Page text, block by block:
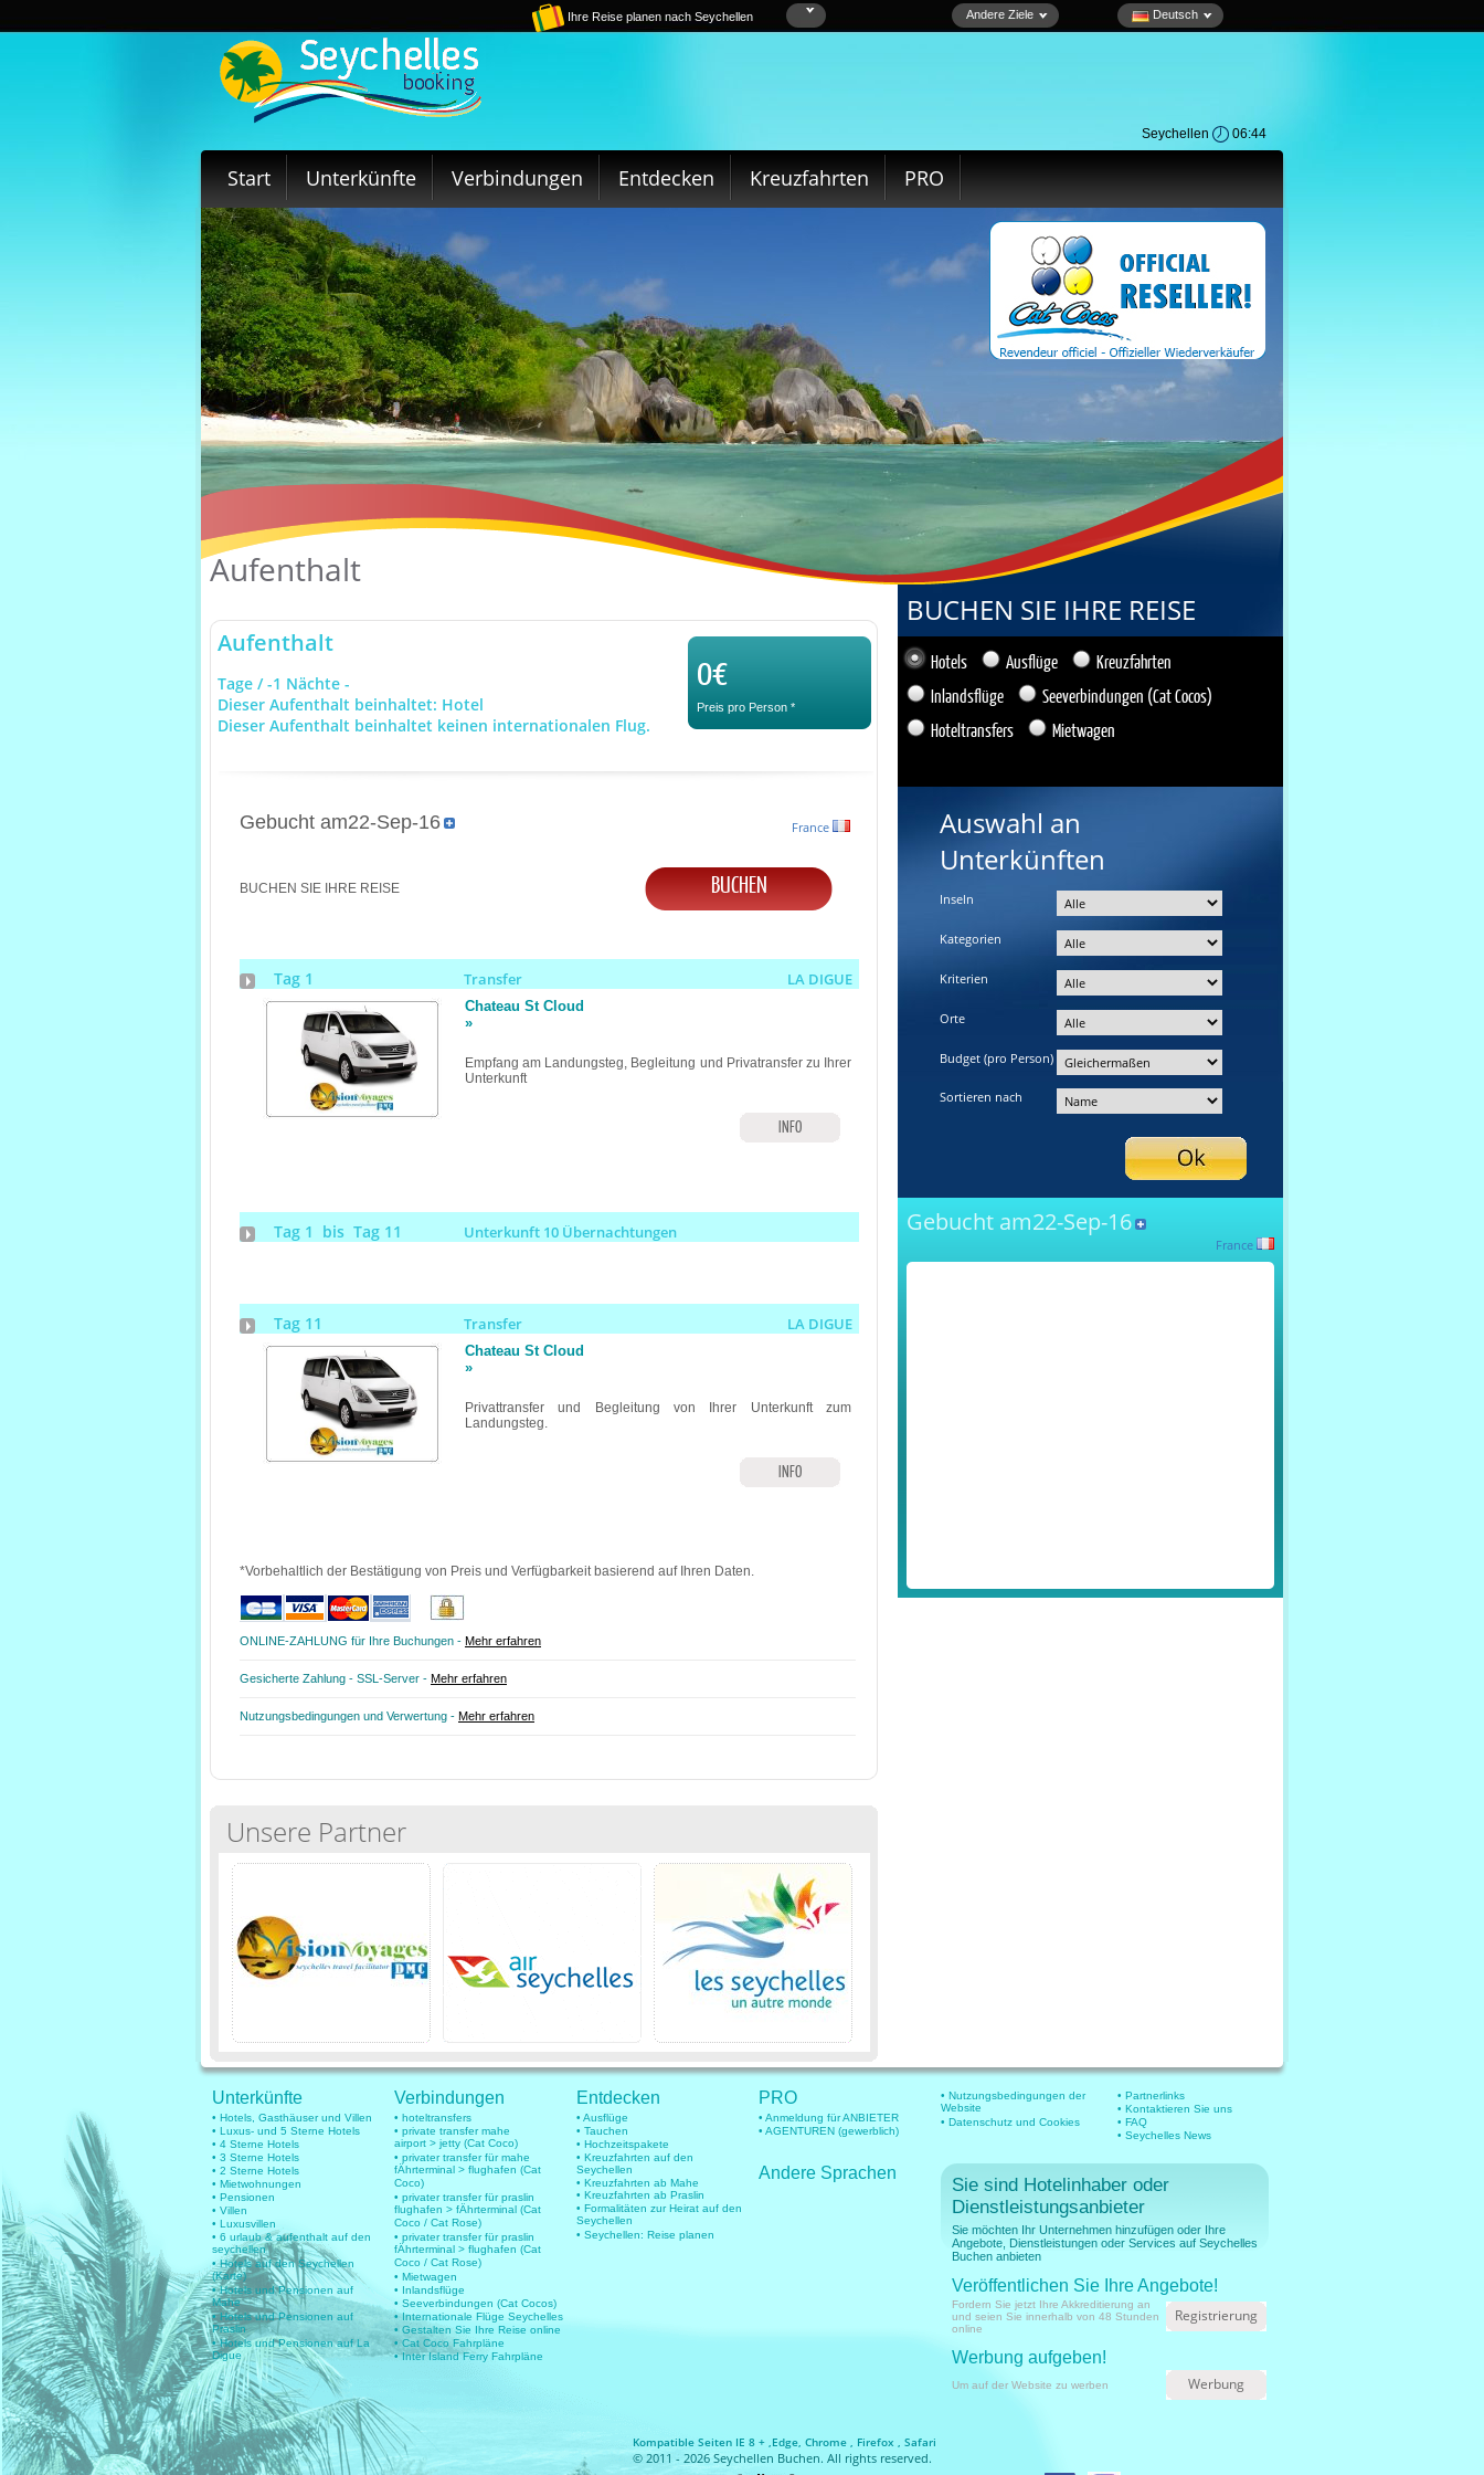
Ihre Reise planen nach Seychellen Andere Ziele Deutsch
Seychellen 06:44
Start Unterkünfte Verbindungen Entdecken Kreuzfahrten PRO
Aufenthalt
Aufenthalt
Tage / -1 Nächte -
Dieser Aufenthalt beinhaltet: Hotel
Dieser Aufenthalt beinhaltet keinen internationalen Flug.
0€
Preis pro Person *
Gebucht am22-Sep-16 France
BUCHEN SIE IHRE REISE BUCHEN
Tag 1 Transfer LA DIGUE
Chateau St Cloud
»
Empfang am Landungsteg, Begleitung und Privatransfer zu Ihrer
Unterkunft
INFO
Tag 1 bis Tag 11 Unterkunft 10 Übernachtungen
Tag 11 Transfer LA DIGUE
Chateau St Cloud
»
Privattransfer und Begleitung von Ihrer Unterkunft zum
Landungsteg.
INFO
*Vorbehaltlich der Bestätigung von Preis und Verfügbarkeit basierend auf Ihren Daten.
ONLINE-ZAHLUNG für Ihre Buchungen - Mehr erfahren
Gesicherte Zahlung - SSL-Server - Mehr erfahren
Nutzungsbedingungen und Verwertung - Mehr erfahren
Unsere Partner
BUCHEN SIE IHRE REISE
Hotels Ausflüge
Kreuzfahrten
Inlandsflüge
Seeverbindungen (Cat Cocos)
Hoteltransfers
Mietwagen
Auswahl an
Unterkünften
Inseln
Kategorien
Kriterien
Orte
Budget (pro Person)
Sortieren nach
Gebucht am22-Sep-16
France
Unterkünfte
• Hotels, Gasthäuser und Villen
• Luxus- und 5 Sterne Hotels
• 4 Sterne Hotels
• 3 Sterne Hotels
• 2 Sterne Hotels
• Mietwohnungen
• Pensionen
• Villen
• Luxusvillen
• 6 urlaub & aufenthalt auf den
seychellen
• Hotels auf den Seychellen
(Karte)
• Hotels und Pensionen auf
Mahe
• Hotels und Pensionen auf
Praslin
• Hotels und Pensionen auf La
Digue
Verbindungen
• hoteltransfers
• private transfer mahe
airport > jetty (Cat Coco)
• privater transfer für mahe
fÄhrterminal > flughafen (Cat
Coco)
• privater transfer für praslin
flughafen > fÄhrterminal (Cat
Coco / Cat Rose)
• privater transfer für praslin
fÄhrterminal > flughafen (Cat
Coco / Cat Rose)
• Mietwagen
• Inlandsflüge
• Seeverbindungen (Cat Cocos)
• Internationale Flüge Seychelles
• Gestalten Sie Ihre Reise online
• Cat Coco Fahrpläne
• Inter Island Ferry Fahrpläne
Entdecken
• Ausflüge
• Tauchen
• Hochzeitspakete
• Kreuzfahrten auf den
Seychellen
• Kreuzfahrten ab Mahe
• Kreuzfahrten ab Praslin
• Formalitäten zur Heirat auf den
Seychellen
• Seychellen: Reise planen
PRO
• Anmeldung für ANBIETER
• AGENTUREN (gewerblich)
Andere Sprachen
• Nutzungsbedingungen der
Website
• Datenschutz und Cookies
• Partnerlinks
• Kontaktieren Sie uns
• FAQ
• Seychelles News
Sie sind Hotelinhaber oder
Dienstleistungsanbieter
Sie möchten Ihr Unternehmen hinzufügen oder Ihre
Angebote, Dienstleistungen oder Services auf Seychelles
Buchen anbieten
Veröffentlichen Sie Ihre Angebote!
Fordern Sie jetzt Ihre Akkreditierung an
und seien Sie innerhalb von 48 Stunden
online
Registrierung
Werbung aufgeben!
Um auf der Website zu werben Werbung
Kompatible Seiten IE 8 + ,Edge, Chrome , Firefox , Safari
© 2011 - 2026 Seychellen Buchen. All rights reserved.